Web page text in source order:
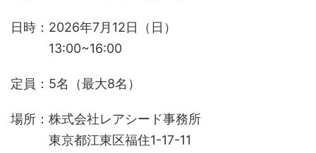
日時：2026年7月12日（日）
13:00~16:00
定員：5名（最大8名）
場所：株式会社レアシード事務所
東京都江東区福住1-17-11